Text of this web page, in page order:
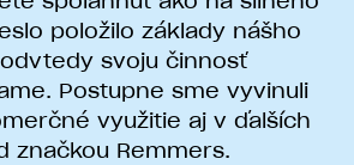
položilo základy nášho
svoju činnosť
Postupne sme vyvinuli
využitie aj v ďalších
značkou Remmers.